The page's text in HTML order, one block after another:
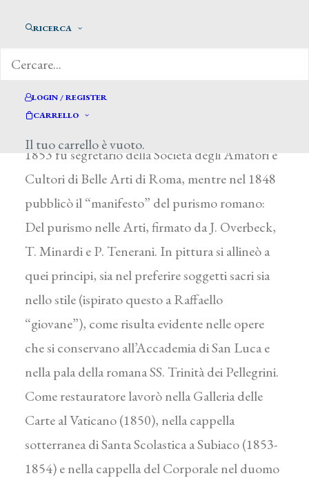
RICERCA
LOGIN / REGISTER
CARRELLO
Il tuo carrello è vuoto.
Umanista e teologo, nel 1827 fondò, con
Giornale Arcadico, a L’Album e a L’Ape Italiana.
1853 fu segretario della Società degli Amatori e
Cultori di Belle Arti di Roma, mentre nel 1848
pubblicò il “manifesto” del purismo romano:
Del purismo nelle Arti, firmato da J. Overbeck,
T. Minardi e P. Tenerani. In pittura si allineò a
quei principi, sia nel preferire soggetti sacri sia
nello stile (ispirato questo a Raffaello
“giovane”), come risulta evidente nelle opere
che si conservano all’Accademia di San Luca e
nella pala della romana SS. Trinità dei Pellegrini.
Come restauratore lavorò nella Galleria delle
Carte al Vaticano (1850), nella cappella
sotterranea di Santa Scolastica a Subiaco (1853-
1854) e nella cappella del Corporale nel duomo